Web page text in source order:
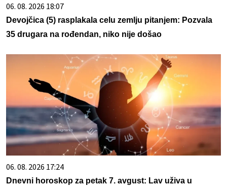
06. 08. 2026 18:07
Devojčica (5) rasplakala celu zemlju pitanjem: Pozvala
35 drugara na rođendan, niko nije došao
06. 08. 2026 17:24
Dnevni horoskop za petak 7. avgust: Lav uživa u